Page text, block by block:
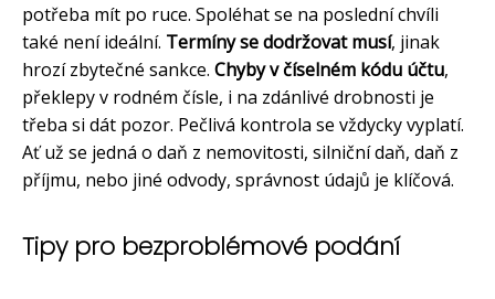
potřeba mít po ruce. Spoléhat se na poslední chvíli
také není ideální. Termíny se dodržovat musí, jinak
hrozí zbytečné sankce. Chyby v číselném kódu účtu,
překlepy v rodném čísle, i na zdánlivé drobnosti je
třeba si dát pozor. Pečlivá kontrola se vždycky vyplatí.
Ať už se jedná o daň z nemovitosti, silniční daň, daň z
příjmu, nebo jiné odvody, správnost údajů je klíčová.
Tipy pro bezproblémové podání